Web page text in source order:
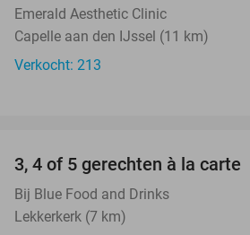
Emerald Aesthetic Clinic
Capelle aan den IJssel (11 km)
Verkocht: 213
3, 4 of 5 gerechten à la carte
Bij Blue Food and Drinks
Lekkerkerk (7 km)